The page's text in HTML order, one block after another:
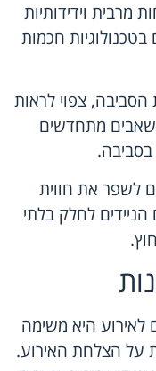
מרבית וידידותיות
חכמות
צפוי לראות
מתחדשים
לשפר את חווית
לחלק בלתי
לאירוע היא משימה
על הצלחת האירוע.